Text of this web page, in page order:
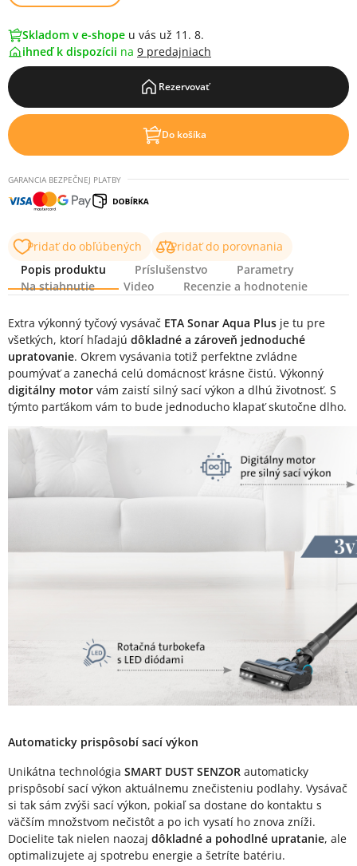
Skladom v e-shope u vás už 11. 8.
ihneď k dispozícii na 9 predajniach
Rezervovať
Do košíka
GARANCIA BEZPEČNEJ PLATBY
Pridať do obľúbených
Pridať do porovnania
Popis produktu
Príslušenstvo
Parametry
Na stiahnutie
Video Recenzie a hodnotenie
Popis produktu
Extra výkonný tyčový vysávač ETA Sonar Aqua Plus je tu pre
všetkých, ktorí hľadajú dôkladné a zároveň jednoduché
upratovanie. Okrem vysávania totiž perfektne zvládne
poumývať a zanechá celú domácnosť krásne čistú. Výkonný
digitálny motor vám zaistí silný sací výkon a dlhú životnosť. S
týmto parťákom vám to bude jednoducho klapať skutočne dlho.
Automaticky prispôsobí sací výkon
Unikátna technológia SMART DUST SENZOR automaticky
prispôsobí sací výkon aktuálnemu znečisteniu podlahy. Vysávač
si tak sám zvýši sací výkon, pokiaľ sa dostane do kontaktu s
väčším množstvom nečistôt a po ich vysatí ho znova zníži.
Docielite tak nielen naozaj dôkladné a pohodlné upratanie, ale
optimalizujete aj spotrebu energie a šetríte batériu.